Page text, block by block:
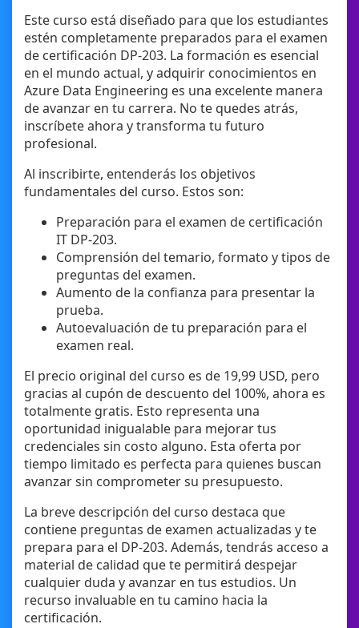
Este curso está diseñado para que los estudiantes
estén completamente preparados para el examen
de certificación DP-203. La formación es esencial
en el mundo actual, y adquirir conocimientos en
Azure Data Engineering es una excelente manera
de avanzar en tu carrera. No te quedes atrás,
inscríbete ahora y transforma tu futuro
profesional.
Al inscribirte, entenderás los objetivos
fundamentales del curso. Estos son:
Preparación para el examen de certificación
IT DP-203.
Comprensión del temario, formato y tipos de
preguntas del examen.
Aumento de la confianza para presentar la
prueba.
Autoevaluación de tu preparación para el
examen real.
El precio original del curso es de 19,99 USD, pero
gracias al cupón de descuento del 100%, ahora es
totalmente gratis. Esto representa una
oportunidad inigualable para mejorar tus
credenciales sin costo alguno. Esta oferta por
tiempo limitado es perfecta para quienes buscan
avanzar sin comprometer su presupuesto.
La breve descripción del curso destaca que
contiene preguntas de examen actualizadas y te
prepara para el DP-203. Además, tendrás acceso a
material de calidad que te permitirá despejar
cualquier duda y avanzar en tus estudios. Un
recurso invaluable en tu camino hacia la
certificación.